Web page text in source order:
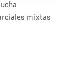
mixtas